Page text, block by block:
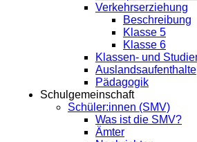
Verkehrserziehung
Beschreibung
Klasse 5
Klasse 6
Klassen- und
Auslandsaufenthalte
Pädagogik
Schulgemeinschaft
Schüler:innen (SMV)
Was ist die SMV?
Ämter